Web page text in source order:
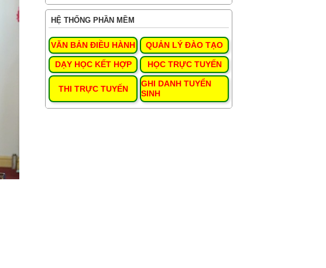
HỆ THỐNG PHẦN MỀM
VĂN BẢN ĐIỀU HÀNH QUẢN LÝ ĐÀO TẠO
DẠY HỌC KẾT HỢP HỌC TRỰC TUYẾN
THI TRỰC TUYẾN
GHI DANH TUYỂN
SINH